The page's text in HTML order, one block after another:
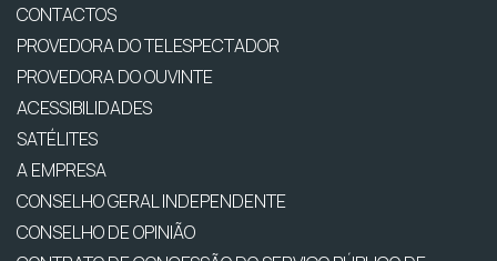
CONTACTOS
PROVEDORA DO TELESPECTADOR
PROVEDORA DO OUVINTE
ACESSIBILIDADES
SATÉLITES
A EMPRESA
CONSELHO GERAL INDEPENDENTE
CONSELHO DE OPINIÃO